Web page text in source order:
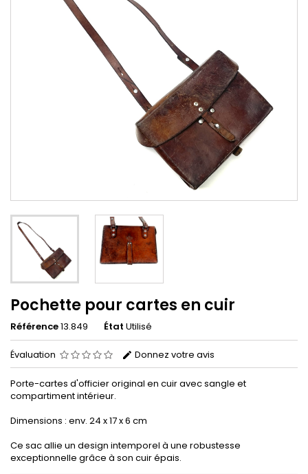
Pochette pour cartes en cuir
Référence13.849 État Utilisé
Évaluation Donnez votre avis
Porte-cartes d'officier original en cuir avec sangle et
compartiment intérieur.
Dimensions : env. 24 x 17 x 6 cm
Ce sac allie un design intemporel à une robustesse
exceptionnelle grâce à son cuir épais.